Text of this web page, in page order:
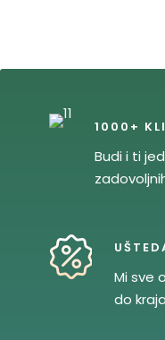
1000+
Budi i ti
Mi sve
do